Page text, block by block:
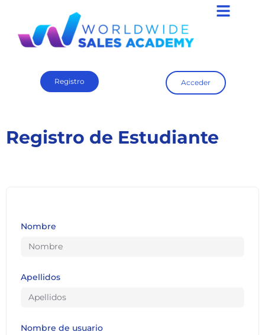
Registro Acceder
Registro de Estudiante
Nombre
Apellidos
Nombre de usuario